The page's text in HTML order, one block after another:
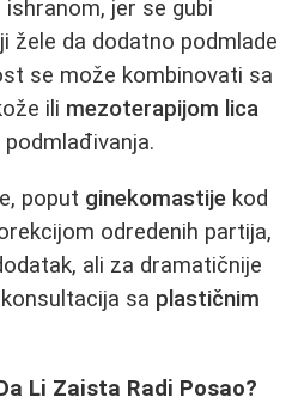
jer se gubi
žele da dodatno podmlade
se može kombinovati sa
ili mezoterapijom lica
poput ginekomastije kod
odredenih partija,
ali za dramatičnije
sa plastičnim
Li Zaista Radi Posao?